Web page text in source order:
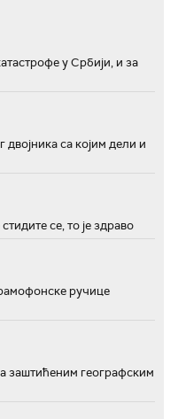
у Србији, и за
са којим дели и
се, то је здраво
ручице
заштићеним географским